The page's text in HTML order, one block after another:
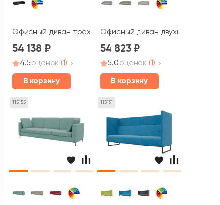
Офисный диван трехместный Флекс / Flex
54 138
4.5оценок (1)
В корзину
Офисный диван двухместный
54 823
5.0оценок (1)
В корзину
115155 115151